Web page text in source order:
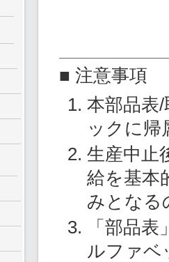
■ 注意事項
本部品表
ックに帰
生産中止
給を基本
みとなる
「部品
ルファベ